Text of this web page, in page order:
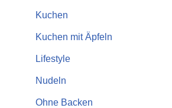
Kuchen
Kuchen mit Äpfeln
Lifestyle
Nudeln
Ohne Backen